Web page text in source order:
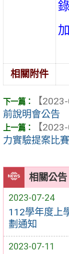
相關公告
2023-07-24
112學年度上
劃通知
2023-07-11
加
相關附件
【
前說明會公告
【
力實驗提案比